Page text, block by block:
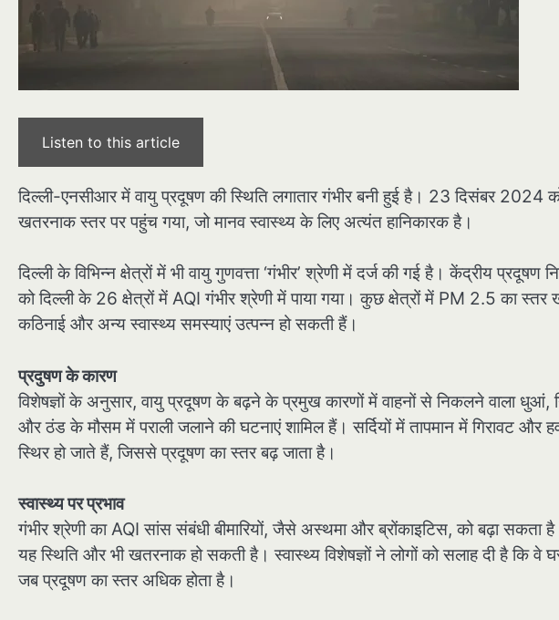
Listen to this article
दिल्ली-एनसीआर में वायु प्रदूषण की स्थिति लगातार गंभीर बनी हुई है। 23 दिसंबर
खतरनाक स्तर पर पहुंच गया, जो मानव स्वास्थ्य के लिए अत्यंत हानिकारक है।
दिल्ली के विभिन्न क्षेत्रों में भी वायु गुणवत्ता ‘गंभीर’ श्रेणी में दर्ज की गई है। केंद्रीय
को दिल्ली के 26 क्षेत्रों में AQI गंभीर श्रेणी में पाया गया। कुछ क्षेत्रों में PM 2.5 का
कठिनाई और अन्य स्वास्थ्य समस्याएं उत्पन्न हो सकती हैं।
प्रदुषण के कारण
विशेषज्ञों के अनुसार, वायु प्रदूषण के बढ़ने के प्रमुख कारणों में वाहनों से निकलने वाला धुआं,
और ठंड के मौसम में पराली जलाने की घटनाएं शामिल हैं। सर्दियों में तापमान में गिरावट और
स्थिर हो जाते हैं, जिससे प्रदूषण का स्तर बढ़ जाता है।
स्वास्थ्य पर प्रभाव
गंभीर श्रेणी का AQI सांस संबंधी बीमारियों, जैसे अस्थमा और ब्रोंकाइटिस, को बढ़ा सकता
यह स्थिति और भी खतरनाक हो सकती है। स्वास्थ्य विशेषज्ञों ने लोगों को सलाह दी है
जब प्रदूषण का स्तर अधिक होता है।